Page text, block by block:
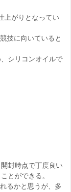
上がりとなってい
技に向いていると
シリコンオイルで
封時点で丁度良い
とができる。
るかと思うが、多